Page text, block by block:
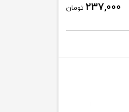
237,000 تومان